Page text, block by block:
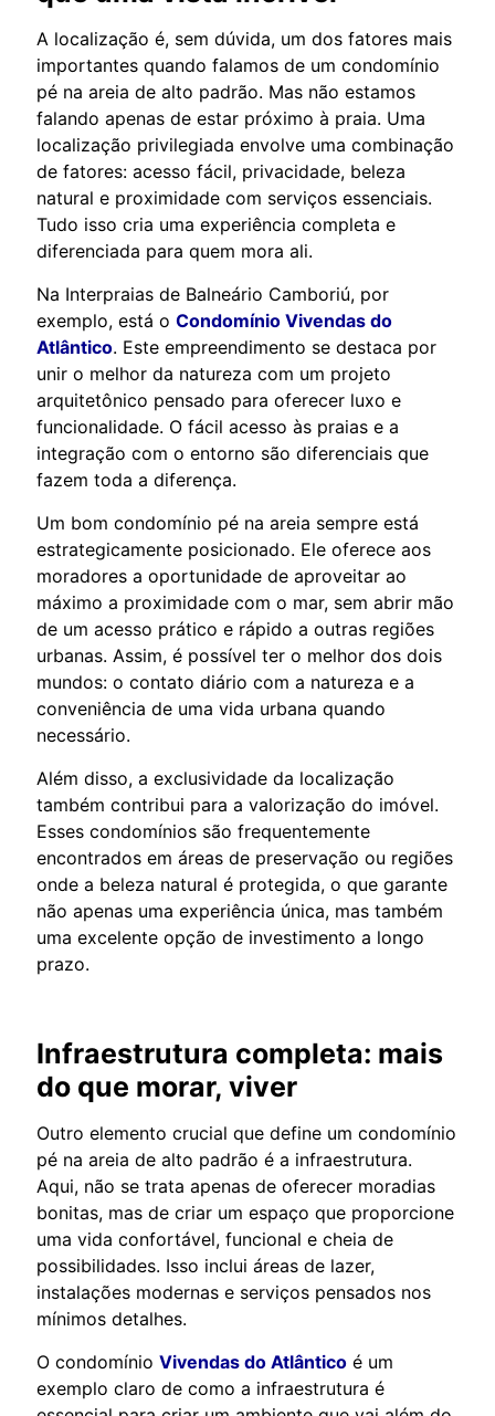
A localização é, sem dúvida, um dos fatores mais
importantes quando falamos de um condomínio
pé na areia de alto padrão. Mas não estamos
falando apenas de estar próximo à praia. Uma
localização privilegiada envolve uma combinação
de fatores: acesso fácil, privacidade, beleza
natural e proximidade com serviços essenciais.
Tudo isso cria uma experiência completa e
diferenciada para quem mora ali.
Na Interpraias de Balneário Camboriú, por
exemplo, está o Condomínio Vivendas do
Atlântico. Este empreendimento se destaca por
unir o melhor da natureza com um projeto
arquitetônico pensado para oferecer luxo e
funcionalidade. O fácil acesso às praias e a
integração com o entorno são diferenciais que
fazem toda a diferença.
Um bom condomínio pé na areia sempre está
estrategicamente posicionado. Ele oferece aos
moradores a oportunidade de aproveitar ao
máximo a proximidade com o mar, sem abrir mão
de um acesso prático e rápido a outras regiões
urbanas. Assim, é possível ter o melhor dos dois
mundos: o contato diário com a natureza e a
conveniência de uma vida urbana quando
necessário.
Além disso, a exclusividade da localização
também contribui para a valorização do imóvel.
Esses condomínios são frequentemente
encontrados em áreas de preservação ou regiões
onde a beleza natural é protegida, o que garante
não apenas uma experiência única, mas também
uma excelente opção de investimento a longo
prazo.
Infraestrutura completa: mais
do que morar, viver
Outro elemento crucial que define um condomínio
pé na areia de alto padrão é a infraestrutura.
Aqui, não se trata apenas de oferecer moradias
bonitas, mas de criar um espaço que proporcione
uma vida confortável, funcional e cheia de
possibilidades. Isso inclui áreas de lazer,
instalações modernas e serviços pensados nos
mínimos detalhes.
O condomínio Vivendas do Atlântico é um
exemplo claro de como a infraestrutura é